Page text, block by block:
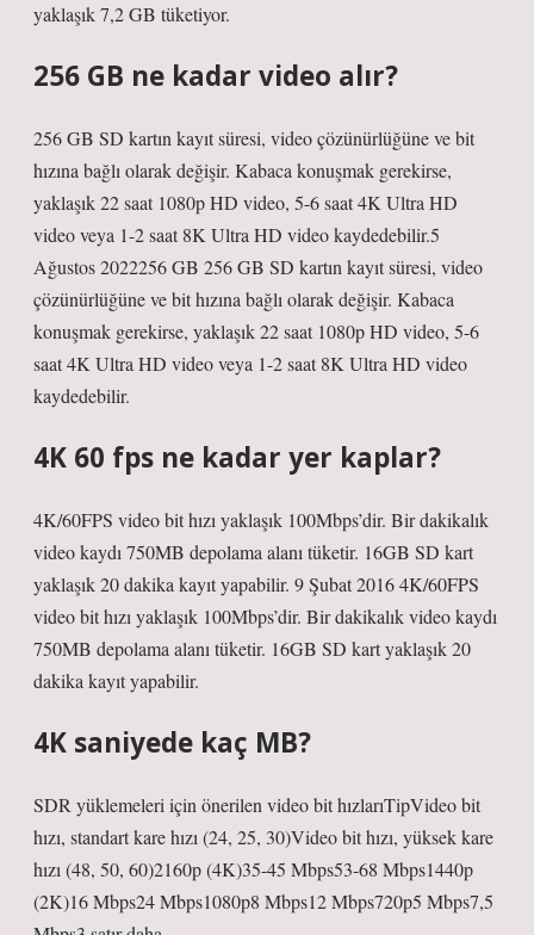
yaklaşık 7,2 GB tüketiyor.
256 GB ne kadar video alır?
256 GB SD kartın kayıt süresi, video çözünürlüğüne ve bit
hızına bağlı olarak değişir. Kabaca konuşmak gerekirse,
yaklaşık 22 saat 1080p HD video, 5-6 saat 4K Ultra HD
video veya 1-2 saat 8K Ultra HD video kaydedebilir.5
Ağustos 2022256 GB 256 GB SD kartın kayıt süresi, video
çözünürlüğüne ve bit hızına bağlı olarak değişir. Kabaca
konuşmak gerekirse, yaklaşık 22 saat 1080p HD video, 5-6
saat 4K Ultra HD video veya 1-2 saat 8K Ultra HD video
kaydedebilir.
4K 60 fps ne kadar yer kaplar?
4K/60FPS video bit hızı yaklaşık 100Mbps’dir. Bir dakikalık
video kaydı 750MB depolama alanı tüketir. 16GB SD kart
yaklaşık 20 dakika kayıt yapabilir. 9 Şubat 2016 4K/60FPS
video bit hızı yaklaşık 100Mbps’dir. Bir dakikalık video kaydı
750MB depolama alanı tüketir. 16GB SD kart yaklaşık 20
dakika kayıt yapabilir.
4K saniyede kaç MB?
SDR yüklemeleri için önerilen video bit hızlarıTipVideo bit
hızı, standart kare hızı (24, 25, 30)Video bit hızı, yüksek kare
hızı (48, 50, 60)2160p (4K)35-45 Mbps53-68 Mbps1440p
(2K)16 Mbps24 Mbps1080p8 Mbps12 Mbps720p5 Mbps7,5